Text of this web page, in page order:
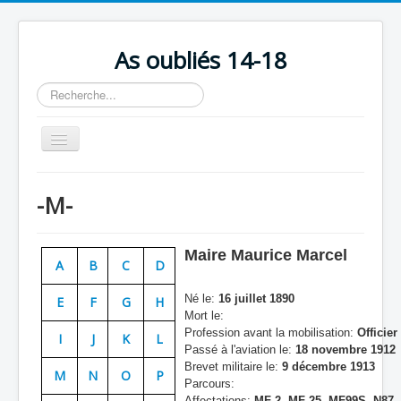
As oubliés 14-18
Rechercher
Basculer
la
Chronologie
Escadrilles
Organisation
Avions
Personnels
Doctrines
-M-
A B C D
E F G H
I J K L
M N O P
Maire Maurice Marcel
Né le: 16 juillet 1890
Mort le:
Profession avant la mobilisation: Officier
Passé à l'aviation le: 18 novembre 1912
Brevet militaire le: 9 décembre 1913
Parcours: